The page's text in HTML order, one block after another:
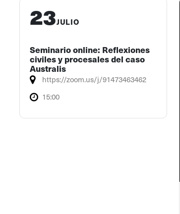
23JULIO
Seminario online: Reflexiones
civiles y procesales del caso
Australis
https://zoom.us/j/91473463462
15:00